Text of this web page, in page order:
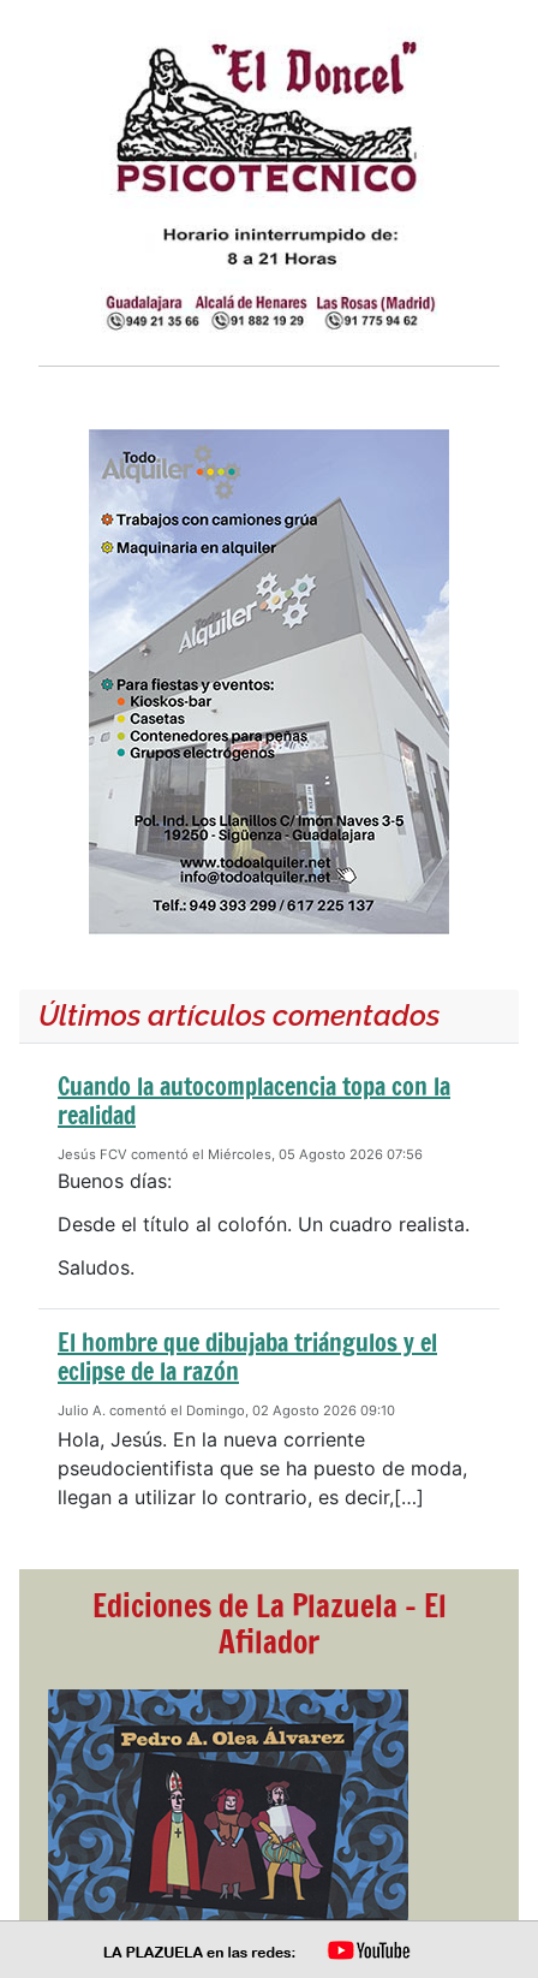
Últimos artículos comentados
Cuando la autocomplacencia topa con la
realidad
Jesús FCV comentó el Miércoles, 05 Agosto 2026 07:56
Buenos días:
Desde el título al colofón. Un cuadro realista.
Saludos.
El hombre que dibujaba triángulos y el
eclipse de la razón
Julio A. comentó el Domingo, 02 Agosto 2026 09:10
Hola, Jesús. En la nueva corriente
pseudocientifista que se ha puesto de moda,
llegan a utilizar lo contrario, es decir,[…]
Ediciones de La Plazuela - El
Afilador